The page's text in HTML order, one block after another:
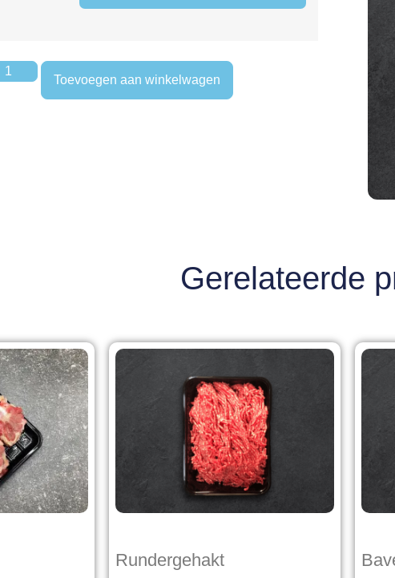
Toevoegen aan winkelwagen
Gerelateerde
Rundergehakt